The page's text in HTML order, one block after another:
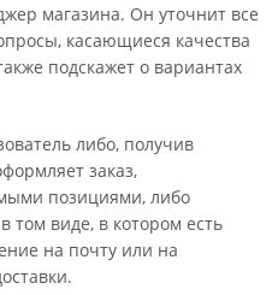
магазина. Он уточнит все
касающиеся качества
подскажет о вариантах
либо, получив
заказ,
позициями, либо
том виде, в котором есть
на почту или на